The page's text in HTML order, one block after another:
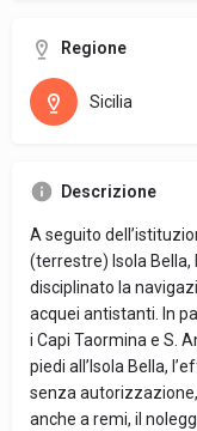
Regione
Sicilia
Descrizione
A seguito
(terrestre) Isola Bella,
disciplinato la
acquei antistanti. In
i Capi Taormina e S.
piedi all’Isola Bella,
senza
anche a remi, il